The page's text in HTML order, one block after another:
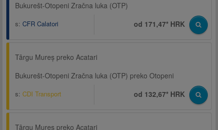
Bukurešt-Otopeni Zračna luka (OTP)
s: CFR Calatori od 171,47* HRK
Târgu Mureș preko Acatari
Bukurešt-Otopeni Zračna luka (OTP) preko Otopeni
s: CDI Transport od 132,67* HRK
Târgu Mureș preko Acatari